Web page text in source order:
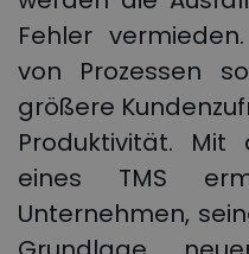
Fehler
von Prozessen
größere
Produktivität. Mit
eines TMS
Unternehmen,